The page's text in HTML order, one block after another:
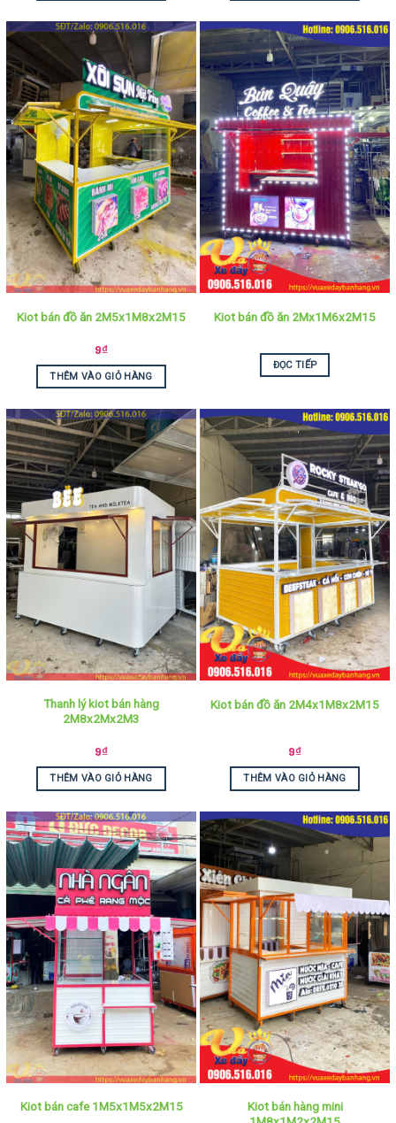
Kiot bán đồ ăn 2M5x1M8x2M15
9₫
THÊM VÀO GIỎ HÀNG
Kiot bán đồ ăn 2Mx1M6x2M15
ĐỌC TIẾP
Thanh lý kiot bán hàng
2M8x2Mx2M3
9₫
THÊM VÀO GIỎ HÀNG
Kiot bán đồ ăn 2M4x1M8x2M15
9₫
THÊM VÀO GIỎ HÀNG
Kiot bán cafe 1M5x1M5x2M15
Kiot bán hàng mini